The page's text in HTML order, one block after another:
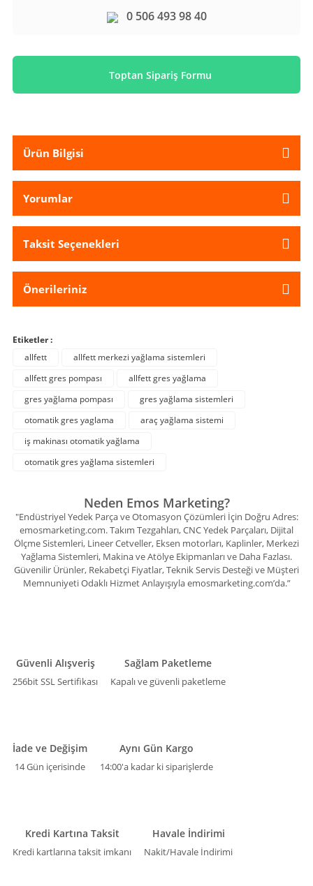
0 506 493 98 40
Toptan Sipariş Formu
Ürün Bilgisi
Yorumlar
Taksit Seçenekleri
Önerileriniz
Etiketler :
allfett
allfett merkezi yağlama sistemleri
allfett gres pompası
allfett gres yağlama
gres yağlama pompası
gres yağlama sistemleri
otomatik gres yaglama
araç yağlama sistemi
iş makinası otomatik yağlama
otomatik gres yağlama sistemleri
Neden Emos Marketing?
"Endüstriyel Yedek Parça ve Otomasyon Çözümleri İçin Doğru Adres:
emosmarketing.com. Takım Tezgahları, CNC Yedek Parçaları, Dijital
Ölçme Sistemleri, Lineer Cetveller, Eksen motorları, Kaplinler, Merkezi
Yağlama Sistemleri, Makina ve Atölye Ekipmanları ve Daha Fazlası.
Güvenilir Ürünler, Rekabetçi Fiyatlar, Teknik Servis Desteği ve Müşteri
Memnuniyeti Odaklı Hizmet Anlayışıyla emosmarketing.com’da.”
Güvenli Alışveriş
256bit SSL Sertifikası
Sağlam Paketleme
Kapalı ve güvenli paketleme
İade ve Değişim
14 Gün içerisinde
Aynı Gün Kargo
14:00'a kadar ki siparişlerde
Kredi Kartına Taksit
Kredi kartlarına taksit imkanı
Havale İndirimi
Nakit/Havale İndirimi